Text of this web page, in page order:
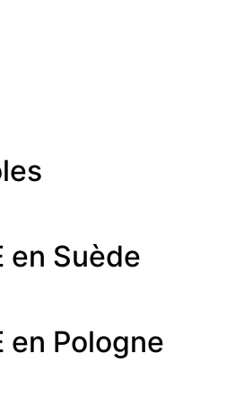
en Suède
en Pologne